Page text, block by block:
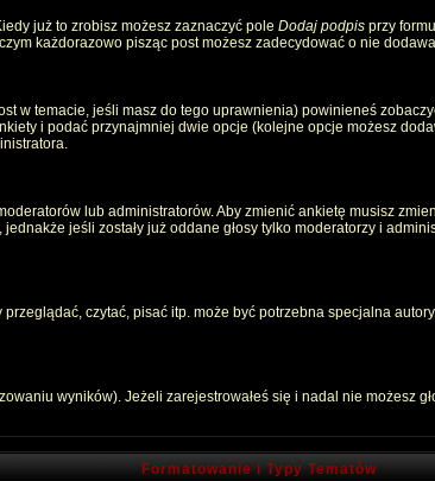
już to zrobisz możesz zaznaczyć pole Dodaj podpis przy
każdorazowo pisząc post możesz zadecydować o nie
w temacie, jeśli masz do tego uprawnienia) powinieneś
i podać przynajmniej dwie opcje (kolejne opcje możesz
lub administratorów. Aby zmienić ankietę musisz
jeśli zostały już oddane głosy tylko moderatorzy i
czytać, pisać itp. może być potrzebna specjalna
wyników). Jeżeli zarejestrowałeś się i nadal nie możesz
Formatowanie i Typy Tematów